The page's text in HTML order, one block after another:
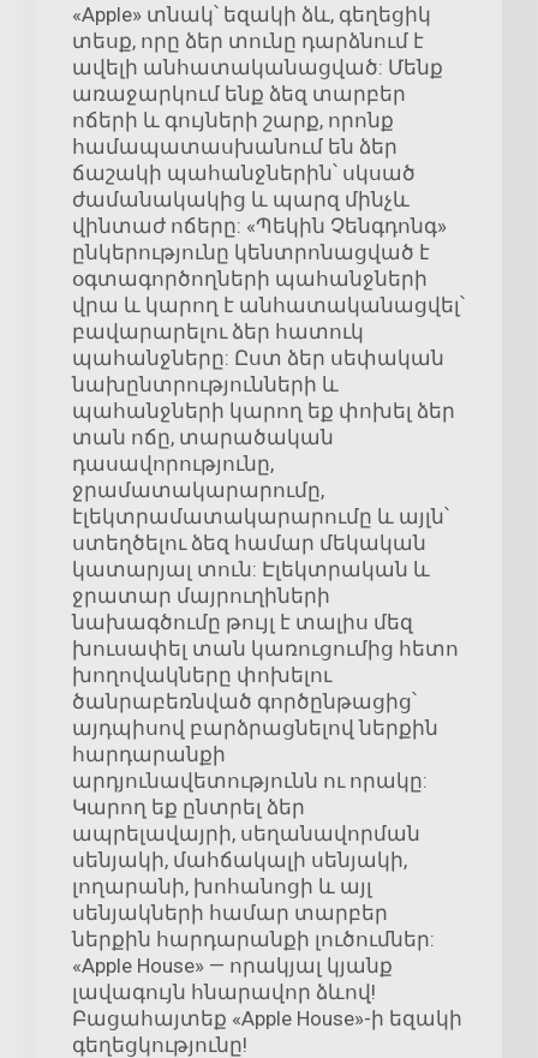
«Apple» տնակ՝ եզակի ձև, գեղեցիկ
տեսք, որը ձեր տունը դարձնում է
ավելի անհատականացված: Մենք
առաջարկում ենք ձեզ տարբեր
ոճերի և գույների շարք, որոնք
համապատասխանում են ձեր
ճաշակի պահանջներին՝ սկսած
ժամանակակից և պարզ մինչև
վինտաժ ոճերը: «Պեկին Չենգդոնգ»
ընկերությունը կենտրոնացված է
օգտագործողների պահանջների
վրա և կարող է անհատականացվել՝
բավարարելու ձեր հատուկ
պահանջները: Ըստ ձեր սեփական
նախընտրությունների և
պահանջների կարող եք փոխել ձեր
տան ոճը, տարածական
դասավորությունը,
ջրամատակարարումը,
էլեկտրամատակարարումը և այլն՝
ստեղծելու ձեզ համար մեկական
կատարյալ տուն: Էլեկտրական և
ջրատար մայրուղիների
նախագծումը թույլ է տալիս մեզ
խուսափել տան կառուցումից հետո
խողովակները փոխելու
ծանրաբեռնված գործընթացից՝
այդպիսով բարձրացնելով ներքին
հարդարանքի
արդյունավետությունն ու որակը:
Կարող եք ընտրել ձեր
ապրելավայրի, սեղանավորման
սենյակի, մահճակալի սենյակի,
լողարանի, խոհանոցի և այլ
սենյակների համար տարբեր
ներքին հարդարանքի լուծումներ:
«Apple House» — որակյալ կյանք
լավագույն հնարավոր ձևով!
Բացահայտեք «Apple House»-ի եզակի
գեղեցկությունը!